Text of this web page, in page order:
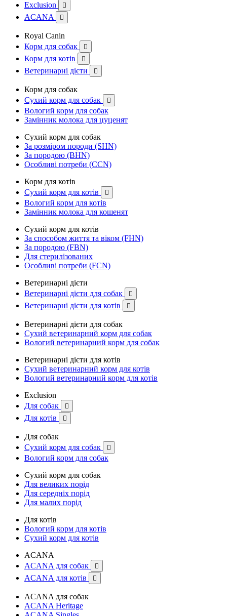
Exclusion 
ACANA 
Royal Canin
Корм для собак

Корм для котів 
Ветеринарні дієти 
Корм для собак
Сухий корм для собак

Вологий корм для собак
Замінник молока для цуценят
Сухий корм для собак
За розміром породи (SHN)
За породою (BHN)
Особливі потреби (CCN)
Корм для котів
Сухий корм для котів

Вологий корм для котів
Замінник молока для кошенят
Сухий корм для котів
За способом життя та віком (FHN)
За породою (FBN)
Для стерилізованих
Особливі потреби (FCN)
Ветеринарні дієти
Ветеринарні дієти для собак

Ветеринарні дієти для котів 
Ветеринарні дієти для собак
Сухий ветеринарний корм для собак
Вологий ветеринарний корм для собак
Ветеринарні дієти для котів
Сухий ветеринарний корм для котів
Вологий ветеринарний корм для котів
Exclusion
Для собак

Для котів 
Для собак
Сухий корм для собак

Вологий корм для собак
Сухий корм для собак
Для великих порід
Для середніх порід
Для малих порід
Для котів
Вологий корм для котів
Сухий корм для котів
ACANA
ACANA для собак

ACANA для котів 
ACANA для собак
ACANA Heritage